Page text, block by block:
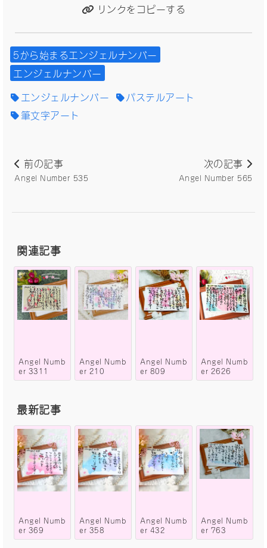
リンクをコピーする
5から始まるエンジェルナンバー
エンジェルナンバー
エンジェルナンバー
パステルアート
筆文字アート
前の記事
Angel Number 535
次の記事
Angel Number 565
関連記事
Angel Numb
er 3311
Angel Numb
er 210
Angel Numb
er 809
Angel Numb
er 2626
最新記事
Angel Numb
er 369
Angel Numb
er 358
Angel Numb
er 432
Angel Numb
er 763